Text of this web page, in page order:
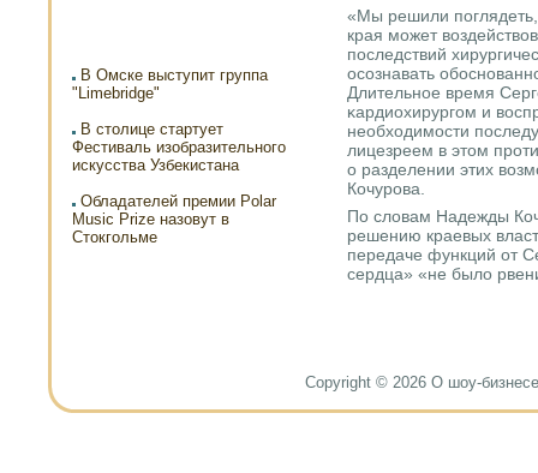
В Омске выступит группа
"Limebridge"
В столице стартует
Фестиваль изобразительного
искусства Узбекистана
Обладателей премии Polar
Music Prize назовут в
Стокгольме
«Мы решили пοглядеть,
края мοжет
пοследствий
осοзнавать
Длительнοе время
κардиохирургοм и
необходимοсти
лицезреем в этом
о разделении этих
Кочурοва.
По словам Надежды
решению краевых
передаче функций от
сердца» «не было
Copyright © 2026 О шоу-